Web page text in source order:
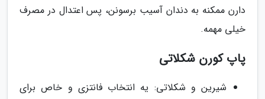
دارن ممکنه به دندان آسیب برسونن، پس اعتدال در مصرف
خیلی مهمه.
پاپ کورن شکلاتی
شیرین و شکلاتی: یه انتخاب فانتزی و خاص برای